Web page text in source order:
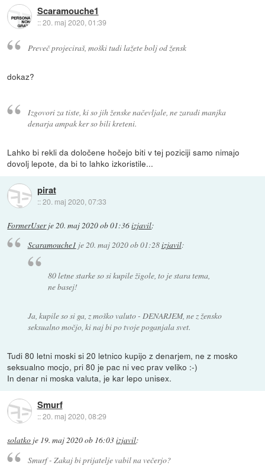
Scaramouche1
::20. maj 2020, 01:39
Preveč projeciraš, moški tudi lažete bolj od žensk
dokaz?
Izgovori za tiste, ki so jih ženske načevljale, ne zaradi manjka
denarja ampak ker so bili kreteni.
Lahko bi rekli da določene hočejo biti v tej poziciji samo nimajo
dovolj lepote, da bi to lahko izkoristile...
pirat
::20. maj 2020, 07:33
FormerUserje20. maj 2020 ob 01:36izjavil:
Scaramouche1 je20. maj 2020 ob 01:28izjavil:
80 letne starke so si kupile žigole, to je stara tema,
ne basej!
Ja, kupile so si ga, z moško valuto - DENARJEM, ne z žensko
seksualno močjo, ki naj bi po tvoje poganjala svet.
Tudi 80 letni moski si 20 letnico kupijo z denarjem, ne z mosko
seksualno mocjo, pri 80 je pac ni vec prav veliko :-)
In denar ni moska valuta, je kar lepo unisex.
Smurf
::20. maj 2020, 08:29
solatko je 19. maj 2020 ob 16:03izjavil:
Smurf - Zakaj bi prijatelje vabil na večerjo?